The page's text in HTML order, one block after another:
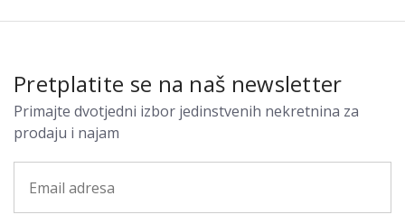
Pretplatite se na naš newsletter
Primajte dvotjedni izbor jedinstvenih nekretnina za
prodaju i najam